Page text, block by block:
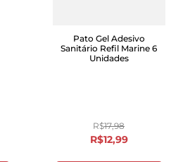
Pato Gel Adesivo
Sanitário Refil Marine 6
Unidades
R$17,98
R$12,99